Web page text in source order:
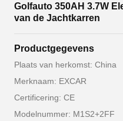
Golfauto 350AH 3.7W
van de Jachtkarren
Productgegevens
Plaats van herkomst: China
Merknaam: EXCAR
Certificering: CE
Modelnummer: M1S2+2FF